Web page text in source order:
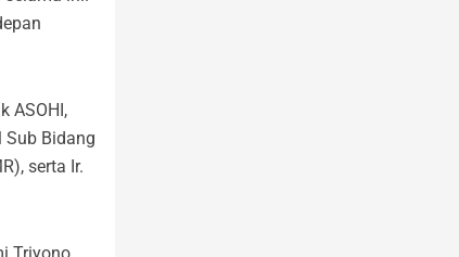
ASOHI,
Sub Bidang
serta Ir.
Triyono,